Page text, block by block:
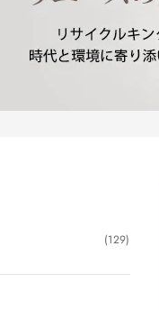
(129)